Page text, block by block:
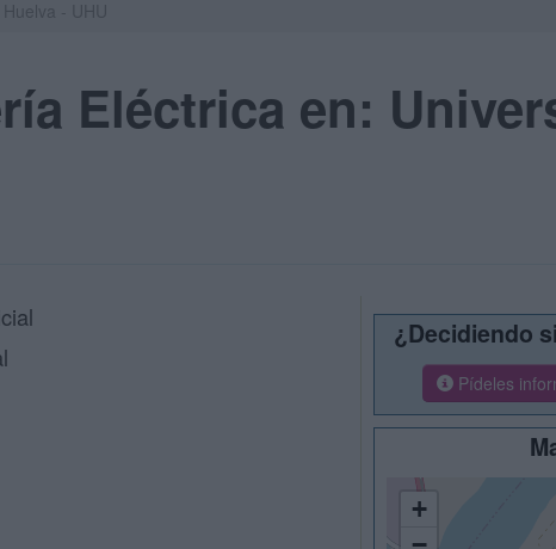
Eléctrica en:
¿Decidiendo
Pídeles
+